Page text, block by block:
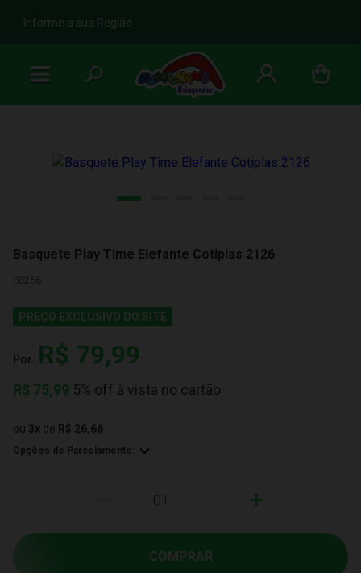
b
Informe a sua Região
Basquete Play Time Elefante Cotiplas 2126
36266
PREÇO EXCLUSIVO DO SITE
Por: R$ 79,99
R$ 75,99 5% off à vista no cartão
ou 3x de R$ 26,66
Opções de Parcelamento:
+
COMPRAR